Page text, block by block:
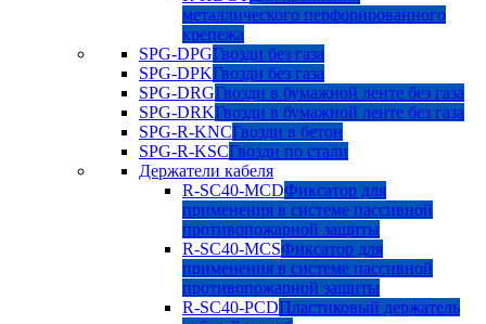
металлического перфорированного
крепежа
SPG-DPGГвозди без газа
SPG-DPKГвозди без газа
SPG-DRGГвозди в бумажной ленте без газа
SPG-DRKГвозди в бумажной ленте без газа
SPG-R-KNCГвозди в бетон
SPG-R-KSCГвозди по стали
Держатели кабеля
R-SC40-MCDФиксатор для
применения в системе пассивной
противопожарной защиты
R-SC40-MCSФиксатор для
применения в системе пассивной
противопожарной защиты
R-SC40-PCDПластиковый держатель